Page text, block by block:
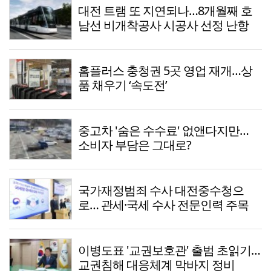
대전 트램 또 지연되나…8개월째 호
남선 비개착공사 시공사 선정 난항
홈플러스 충청권 5곳 영업 재개…상
품 채우기 ‘속도전’
중고차 '숨은 수수료' 없앤다지만…
소비자 부담은 그대로?
국가재정범죄 수사 대전중수청으
로… 관세·국세 수사 전문인력 주목
이병도표 '교권보호관' 출범 초읽기…
교권침해 대응체계 막바지 정비